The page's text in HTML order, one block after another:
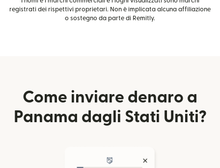
registrati dei rispettivi proprietari. Non è implicata alcuna affiliazione
o sostegno da parte di Remitly.
Come inviare denaro a
Panama dagli Stati Uniti?